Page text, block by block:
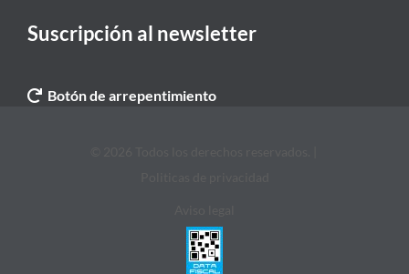
Suscripción al newsletter
Botón de arrepentimiento